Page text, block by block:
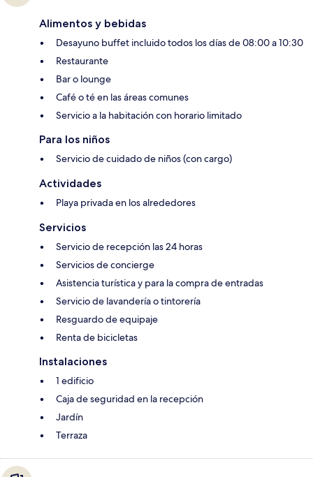
Alimentos y bebidas
Desayuno buffet incluido todos los días de 08:00 a 10:30
Restaurante
Bar o lounge
Café o té en las áreas comunes
Servicio a la habitación con horario limitado
Para los niños
Servicio de cuidado de niños (con cargo)
Actividades
Playa privada en los alrededores
Servicios
Servicio de recepción las 24 horas
Servicios de concierge
Asistencia turística y para la compra de entradas
Servicio de lavandería o tintorería
Resguardo de equipaje
Renta de bicicletas
Instalaciones
1 edificio
Caja de seguridad en la recepción
Jardín
Terraza